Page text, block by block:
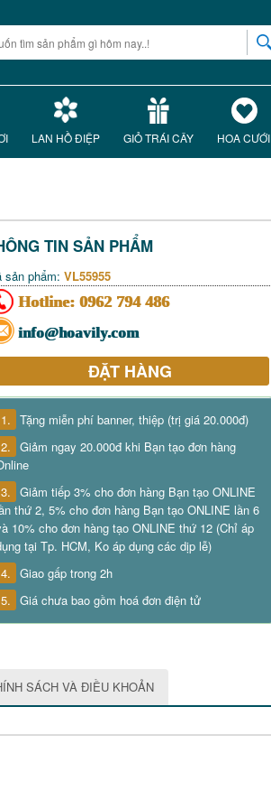
LAN HỒ ĐIỆP GIỎ TRÁI CÂY HOA CƯỚI
TIN SẢN PHẨM
sản phẩm: VL55955
Hotline: 0962 794 486
info@hoavily.com
ĐẶT HÀNG
1. Tặng miễn phí banner, thiệp (trị giá 20.000đ)
2. Giảm ngay 20.000đ khi Bạn tạo đơn hàng
3. Giảm tiếp 3% cho đơn hàng Bạn tạo ONLINE
thứ 2, 5% cho đơn hàng Bạn tạo ONLINE lần 6
10% cho đơn hàng tạo ONLINE thứ 12 (Chỉ áp
tại Tp. HCM, Ko áp dụng các dịp lễ)
4. Giao gấp trong 2h
5. Giá chưa bao gồm hoá đơn điện tử
SÁCH VÀ ĐIỀU KHOẢN